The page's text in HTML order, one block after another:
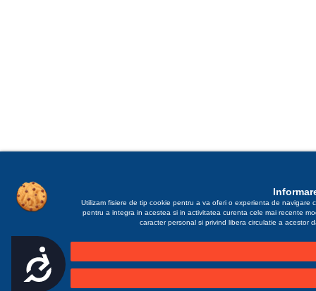
Accesibilitate
Utilizam fisiere de tip cookie pentru a va oferi o experienta de navigare
pentru a integra in acestea si in activitatea curenta cele mai recente
caracter personal si privind libera circulatie a acestor